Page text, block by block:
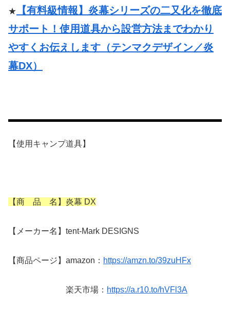
★
【有料級情報】炎幕シリーズの二又化を徹底
サポート！使用道具から設営方法までわかり
やすくお伝えします（テンマクデザイン／炎
幕DX）
【使用キャンプ道具】
【商 品 名】炎幕 DX
【メーカー名】tent-Mark DESIGNS
【商品ページ】amazon： https://amzn.to/39zuHFx
楽天市場： https://a.r10.to/hVFl3A